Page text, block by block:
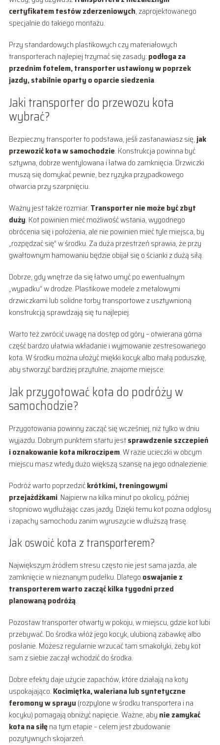
certyfikatem testów zderzeniowych, zaprojektowanego
specjalnie do takiego montażu.
Przy standardowych plastikowych czy materiałowych
transporterach najlepiej trzymać się zasady: podłoga za
przednim fotelem, transporter ustawiony w poprzek
jazdy, stabilnie oparty o oparcie siedzenia.
Jaki transporter do przewozu kota
wybrać?
Bezpieczny transporter to podstawa, jeśli zastanawiasz się, jak
przewozić kota w samochodzie. Konstrukcja powinna być
sztywna, dobrze wentylowana i łatwa do zamknięcia. Drzwiczki
muszą się domykać pewnie, bez ryzyka przypadkowego
otwarcia przy szarpnięciu.
Ważny jest także rozmiar. Transporter nie może być zbyt
duży. Kot powinien mieć możliwość wstania, wygodnego
obrócenia się i położenia, ale nie powinien mieć tyle miejsca, by
„rozpędzać się” w środku. Za duża przestrzeń sprawia, że przy
gwałtownym hamowaniu będzie obijał się o ścianki z dużą siłą.
Dobrze, gdy wnętrze da się łatwo umyć po ewentualnym
„wypadku” w drodze. Plastikowe modele z metalowymi
drzwiczkami lub solidne torby transportowe z usztywnioną
konstrukcją sprawdzają się tu najlepiej.
Warto też zwrócić uwagę na dostęp od góry – otwierana górna
część bardzo ułatwia wkładanie i wyjmowanie zestresowanego
kota. W środku można ułożyć miękki kocyk albo małą poduszkę,
aby stworzyć bardziej przytulne, znajome miejsce.
Jak przygotować kota do podróży w
samochodzie?
Przygotowania powinny zacząć się wcześniej, niż tylko w dniu
wyjazdu. Dobrym punktem startu jestsprawdzenie szczepień
i oznakowanie kota mikroczipem. W razie ucieczki w obcym
miejscu masz wtedy dużo większą szansę na jego odnalezienie.
Podróż warto poprzedzićkrótkimi, treningowymi
przejażdżkami. Najpierw na kilka minut po okolicy, później
stopniowo wydłużając czas jazdy. Dzięki temu kot pozna odgłosy
i zapachy samochodu zanim wyruszycie w dłuższą trasę.
Jak oswoić kota z transporterem?
Największym źródłem stresu często nie jest sama jazda, ale
zamknięcie w nieznanym pudełku. Dlatego oswajanie z
transporterem warto zacząć kilka tygodni przed
planowaną podróżą.
Pozostaw transporter otwarty w pokoju, w miejscu, gdzie kot lubi
przebywać. Do środka włóż jego kocyk, ulubioną zabawkę albo
posłanie. Możesz regularnie wrzucać tam smakołyki, żeby kot
sam z siebie zaczął wchodzić do środka.
Dobre efekty daje użycie zapachów, które działają na koty
uspokajająco. Kocimiętka, waleriana lub syntetyczne
feromony w sprayu (rozpylone w środku transportera i na
kocyku) pomagają obniżyć napięcie. Ważne, aby nie zamykać
kota na siłęna tym etapie – celem jest zbudowanie
pozytywnych skojarzeń.